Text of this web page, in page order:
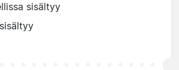
sisältyy